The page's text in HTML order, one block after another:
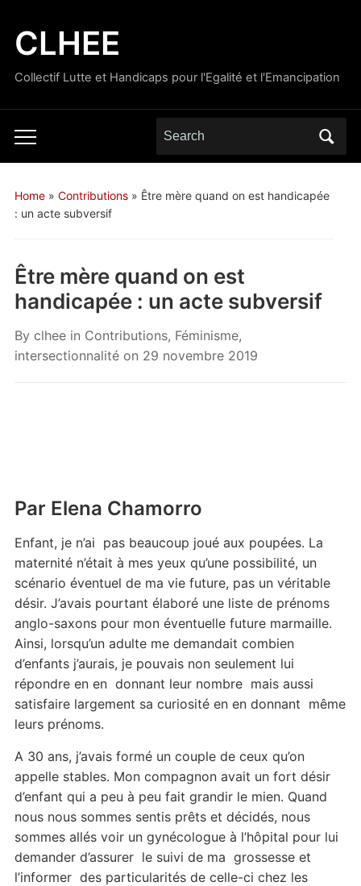
CLHEE
Collectif Lutte et Handicaps pour l'Egalité et l'Emancipation
Toggle
mobile
Search
for:
Home» Contributions» Être mère quand on est handicapée
: un acte subversif
Être mère quand on est
handicapée : un acte subversif
By clhee in Contributions, Féminisme,
intersectionnalitéon 29 novembre 2019
Par Elena Chamorro
Enfant, je n’ai pas beaucoup joué aux poupées. La
maternité n’était à mes yeux qu’une possibilité, un
scénario éventuel de ma vie future, pas un véritable
désir. J’avais pourtant élaboré une liste de prénoms
anglo-saxons pour mon éventuelle future marmaille.
Ainsi, lorsqu’un adulte me demandait combien
d’enfants j’aurais, je pouvais non seulement lui
répondre en en donnant leur nombre mais aussi
satisfaire largement sa curiosité en en donnant même
leurs prénoms.
A 30 ans, j’avais formé un couple de ceux qu’on
appelle stables. Mon compagnon avait un fort désir
d’enfant qui a peu à peu fait grandir le mien. Quand
nous nous sommes sentis prêts et décidés, nous
sommes allés voir un gynécologue à l’hôpital pour lui
demander d’assurer le suivi de ma grossesse et
l’informer des particularités de celle-ci chez les